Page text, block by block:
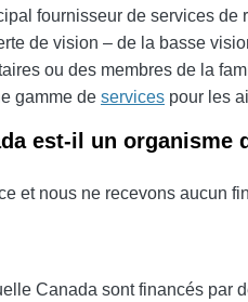
fournisseur de services
de vision – de la basse
ou des membres de la
gamme de services pour les
est-il un organisme
et nous ne recevons aucun
Canada sont financés par